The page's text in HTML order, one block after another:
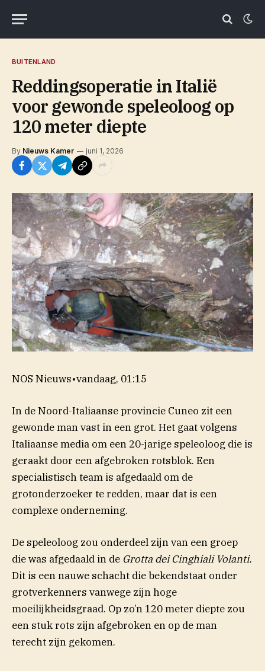
BUITENLAND
Reddingsoperatie in Italië
voor gewonde speleoloog op
120 meter diepte
By Nieuws Kamer juni 1, 2026
NOS Nieuws•vandaag, 01:15
In de Noord-Italiaanse provincie Cuneo zit een
gewonde man vast in een grot. Het gaat volgens
Italiaanse media om een 20-jarige speleoloog die is
geraakt door een afgebroken rotsblok. Een
specialistisch team is afgedaald om de
grotonderzoeker te redden, maar dat is een
complexe onderneming.
De speleoloog zou onderdeel zijn van een groep
die was afgedaald in de Grotta dei Cinghiali Volanti.
Dit is een nauwe schacht die bekendstaat onder
grotverkenners vanwege zijn hoge
moeilijkheidsgraad. Op zo’n 120 meter diepte zou
een stuk rots zijn afgebroken en op de man
terecht zijn gekomen.